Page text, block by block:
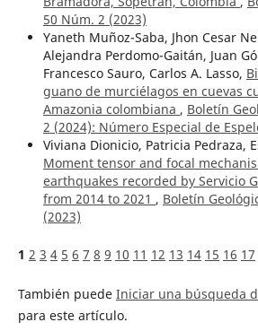
50 Núm. 2 (2023)
Yaneth Muñoz-Saba, Jhon Cesar
Alejandra Perdomo-Gaitán, Juan
Francesco Sauro, Carlos A. Lasso,
guano de murciélagos en cuevas
Amazonia colombiana , Boletín
2 (2024): Número Especial de
Viviana Dionicio, Patricia Pedraza,
Moment tensor and focal
earthquakes recorded by Servicio
from 2014 to 2021 , Boletín
(2023)
1 2 3 4 5 6 7 8 9 10 11 12 13 14 15 16 17
También puede Iniciar una búsqueda
para este artículo.